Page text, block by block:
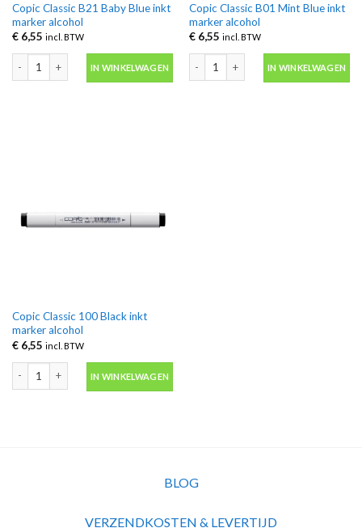
Copic Classic B21 Baby Blue inkt
marker alcohol
€6,55 incl. BTW
Copic Classic B21 Baby Blue inkt marker alcohol aantal
IN WINKELWAGEN
Copic Classic B01 Mint Blue inkt
marker alcohol
€6,55 incl. BTW
Copic Classic B01 Mint Blue inkt
IN WINKELWAGEN
Copic Classic 100 Black inkt
marker alcohol
€6,55 incl. BTW
IN WINKELWAGEN
BLOG
VERZENDKOSTEN & LEVERTIJD